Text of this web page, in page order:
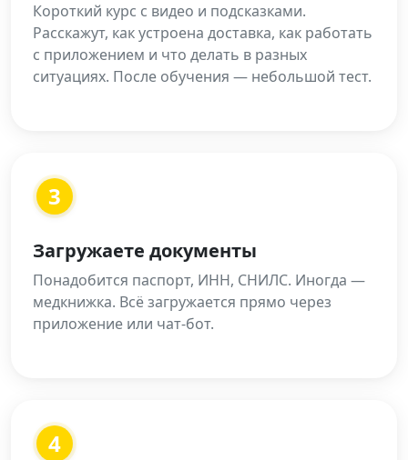
Короткий курс с видео и подсказками.
Расскажут, как устроена доставка, как работать
с приложением и что делать в разных
ситуациях. После обучения — небольшой тест.
3
Загружаете документы
Понадобится паспорт, ИНН, СНИЛС. Иногда —
медкнижка. Всё загружается прямо через
приложение или чат-бот.
4